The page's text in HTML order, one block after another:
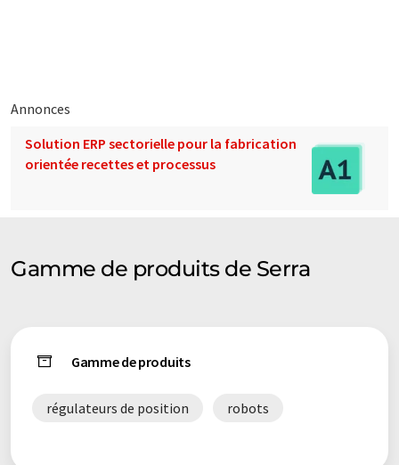
Annonces
Solution ERP sectorielle pour la fabrication
orientée recettes et processus
Gamme de produits de Serra
Gamme de produits
régulateurs de position robots